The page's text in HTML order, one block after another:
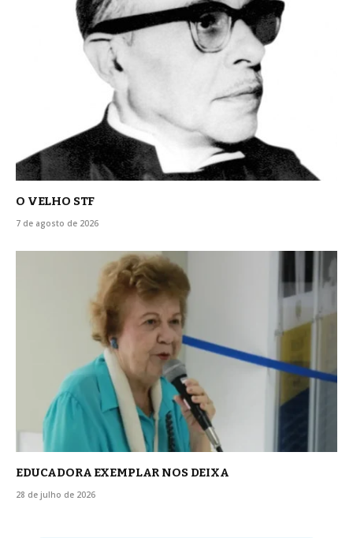
O VELHO STF
7 de agosto de 2026
EDUCADORA EXEMPLAR NOS DEIXA
28 de julho de 2026